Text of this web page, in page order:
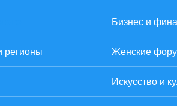
Бизнес и
регионы Женские
Искусство и